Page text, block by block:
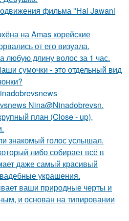
фильма "Hai Jawani
на Amas корейские
от его визуала.
любую длину волос за 1 час.
сумочки - это отдельный вид
Nina@Ninadobrevsn.
план (Close - up),
знакомый голос услышал.
либо собирает всё в
даже самый красивый
украшения.
ваши природные черты и
и основан на типировании